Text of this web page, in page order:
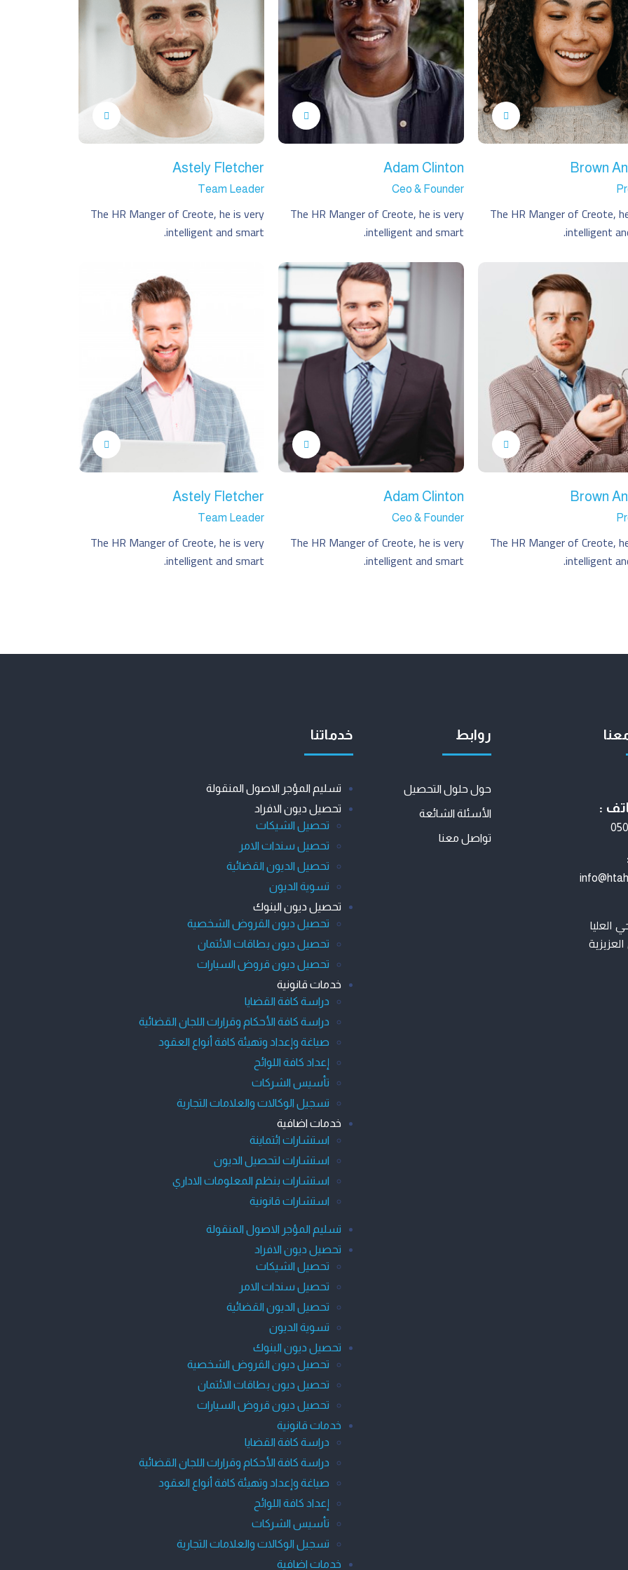
Brown
The HR Manger of Creote,
intelligent
Adam Clinton
Ceo & Founder
The HR Manger of Creote, he is very
intelligent and smart.
Astely Fletcher
Team Leader
The HR Manger of Creote, he is very
intelligent and smart.
Brown
The HR Manger of Creote,
intelligent
Adam Clinton
Ceo & Founder
The HR Manger of Creote, he is very
intelligent and smart.
Astely Fletcher
Team Leader
The HR Manger of Creote, he is very
intelligent and smart.
:
العليا
روابط
حول حلول التحصيل
الأسئلة الشائعة
تواصل معنا
خدماتنا
تسليم المؤجر الاصول المنقولة
تحصيل ديون الافراد
تحصيل الشيكات
تحصيل سندات الامر
تحصيل الديون القضائية
تسوية الديون
تحصيل ديون البنوك
تحصيل ديون القروض الشخصية
تحصيل ديون بطاقات الائتمان
تحصيل ديون قروض السيارات
خدمات قانونية
دراسة كافة القضايا
دراسة كافة الأحكام وقرارات اللجان القضائية
صياغة وإعداد وتهيئة كافة أنواع العقود
إعداد كافة اللوائح
تأسيس الشركات
تسجيل الوكالات والعلامات التجارية
خدمات اضافية
استشارات ائتماينة
استشارات لتحصيل الديون
استشارات بنظم المعلومات الاداري
استشارات قانونية
تسليم المؤجر الاصول المنقولة
تحصيل ديون الافراد
تحصيل الشيكات
تحصيل سندات الامر
تحصيل الديون القضائية
تسوية الديون
تحصيل ديون البنوك
تحصيل ديون القروض الشخصية
تحصيل ديون بطاقات الائتمان
تحصيل ديون قروض السيارات
خدمات قانونية
دراسة كافة القضايا
دراسة كافة الأحكام وقرارات اللجان القضائية
صياغة وإعداد وتهيئة كافة أنواع العقود
إعداد كافة اللوائح
تأسيس الشركات
تسجيل الوكالات والعلامات التجارية
خدمات اضافية